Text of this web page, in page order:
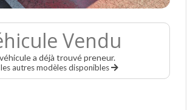
Vendu
a déjà trouvé preneur.
autres modèles disponibles